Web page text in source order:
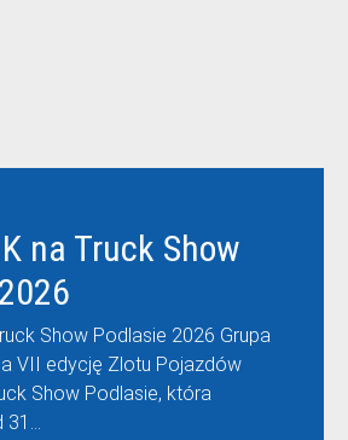
na Truck Show
Show Podlasie 2026 Grupa
VII edycję Zlotu Pojazdów
Show Podlasie, która
31…